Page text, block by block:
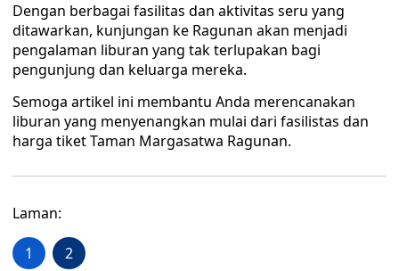
Dengan berbagai fasilitas dan aktivitas seru yang
ditawarkan, kunjungan ke Ragunan akan menjadi
pengalaman liburan yang tak terlupakan bagi
pengunjung dan keluarga mereka.
Semoga artikel ini membantu Anda merencanakan
liburan yang menyenangkan mulai dari fasilistas dan
harga tiket Taman Margasatwa Ragunan.
Laman:
1 2